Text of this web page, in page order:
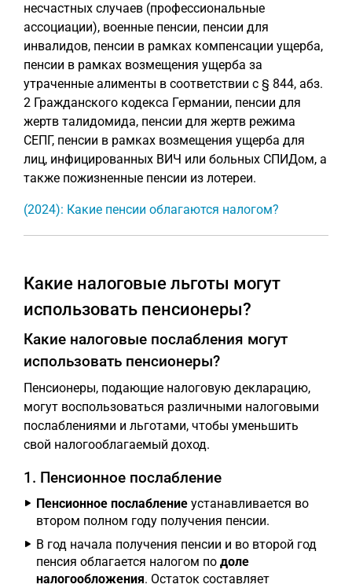
несчастных случаев (профессиональные
ассоциации), военные пенсии, пенсии для
инвалидов, пенсии в рамках компенсации ущерба,
пенсии в рамках возмещения ущерба за
утраченные алименты в соответствии с § 844, абз.
2 Гражданского кодекса Германии, пенсии для
жертв талидомида, пенсии для жертв режима
СЕПГ, пенсии в рамках возмещения ущерба для
лиц, инфицированных ВИЧ или больных СПИДом, а
также пожизненные пенсии из лотереи.
(2024): Какие пенсии облагаются налогом?
Какие налоговые льготы могут
использовать пенсионеры?
Какие налоговые послабления могут
использовать пенсионеры?
Пенсионеры, подающие налоговую декларацию,
могут воспользоваться различными налоговыми
послаблениями и льготами, чтобы уменьшить
свой налогооблагаемый доход.
1. Пенсионное послабление
Пенсионное послабление устанавливается во
втором полном году получения пенсии.
В год начала получения пенсии и во второй год
пенсия облагается налогом по доле
налогообложения. Остаток составляет